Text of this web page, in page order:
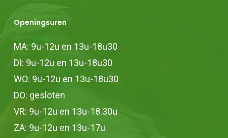
Openingsuren
MA: 9u-12u en 13u-18u30
DI: 9u-12u en 13u-18u30
WO: 9u-12u en 13u-18u30
DO: gesloten
VR: 9u-12u en 13u-18.30u
ZA: 9u-12u en 13u-17u